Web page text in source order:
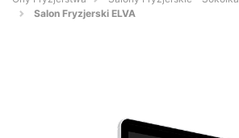
Salon Fryzjerski ELVA